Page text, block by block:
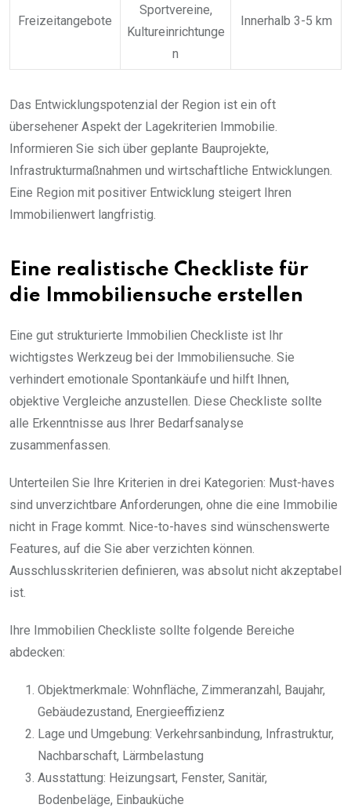
Freizeitangebote
Sportvereine,
Kultureinrichtunge
n
Innerhalb 3-5 km
Das Entwicklungspotenzial der Region ist ein oft
übersehener Aspekt der Lagekriterien Immobilie.
Informieren Sie sich über geplante Bauprojekte,
Infrastrukturmaßnahmen und wirtschaftliche Entwicklungen.
Eine Region mit positiver Entwicklung steigert Ihren
Immobilienwert langfristig.
Eine realistische Checkliste für
die Immobiliensuche erstellen
Eine gut strukturierte Immobilien Checkliste ist Ihr
wichtigstes Werkzeug bei der Immobiliensuche. Sie
verhindert emotionale Spontankäufe und hilft Ihnen,
objektive Vergleiche anzustellen. Diese Checkliste sollte
alle Erkenntnisse aus Ihrer Bedarfsanalyse
zusammenfassen.
Unterteilen Sie Ihre Kriterien in drei Kategorien: Must-haves
sind unverzichtbare Anforderungen, ohne die eine Immobilie
nicht in Frage kommt. Nice-to-haves sind wünschenswerte
Features, auf die Sie aber verzichten können.
Ausschlusskriterien definieren, was absolut nicht akzeptabel
ist.
Ihre Immobilien Checkliste sollte folgende Bereiche
abdecken:
Objektmerkmale: Wohnfläche, Zimmeranzahl, Baujahr,
Gebäudezustand, Energieeffizienz
Lage und Umgebung: Verkehrsanbindung, Infrastruktur,
Nachbarschaft, Lärmbelastung
Ausstattung: Heizungsart, Fenster, Sanitär,
Bodenbeläge, Einbauküche